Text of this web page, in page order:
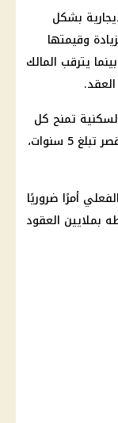
بشكل
وقيمتها
يترقب المالك
تمنح كل
فئة إطارًا زمنيًا مختلفًا، فالمحلات أمام مدة أقصر تبلغ 5 سنوات،
أمرًا ضروريًا
بملايين العقود